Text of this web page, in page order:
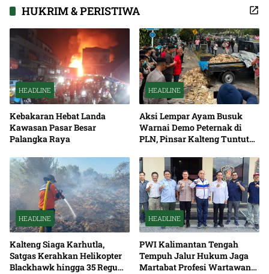
HUKRIM & PERISTIWA
HEADLINE
Kebakaran Hebat Landa
Kawasan Pasar Besar
Palangka Raya
HEADLINE
Aksi Lempar Ayam Busuk
Warnai Demo Peternak di
PLN, Pinsar Kalteng Tuntut
HEADLINE
Kalteng Siaga Karhutla,
Satgas Kerahkan Helikopter
Blackhawk hingga 35 Regu
HEADLINE
PWI Kalimantan Tengah
Tempuh Jalur Hukum Jaga
Martabat Profesi Wartawan